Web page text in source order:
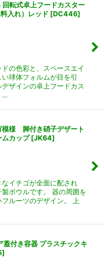
転式卓上フードカスター
入れ）レッド [DC446]
の色彩と、スペースエイ
球体フォルムが目を引
ザインの卓上フードカス
…
様 脚付き硝子デザート
カップ [JK64]
イチゴが全面に配され
ボウルです。 器の周囲を
ルーツのデザイン。 上
蓋付き容器 プラスチックキ
]